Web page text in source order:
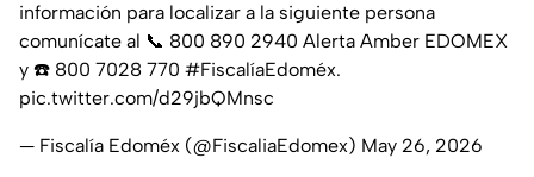
información para localizar a la siguiente persona
comunícate al 📞 800 890 2940 Alerta Amber EDOMEX
y ☎️ 800 7028 770 #FiscalíaEdoméx.
pic.twitter.com/d29jbQMnsc
— Fiscalía Edoméx (@FiscaliaEdomex) May 26, 2026